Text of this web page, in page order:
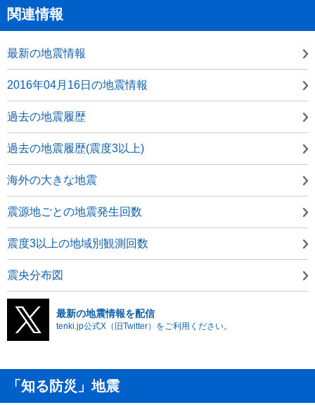
関連情報
最新の地震情報
2016年04月16日の地震情報
過去の地震履歴
過去の地震履歴(震度3以上)
海外の大きな地震
震源地ごとの地震発生回数
震度3以上の地域別観測回数
震央分布図
最新の地震情報を配信
tenki.jp公式X（旧Twitter）をご利用ください。
「知る防災」地震